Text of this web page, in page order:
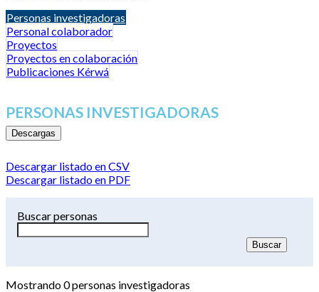
Personas investigadoras
Personal colaborador
Proyectos
Proyectos en colaboración
Publicaciones Kérwá
PERSONAS INVESTIGADORAS
Descargas
Descargar listado en CSV
Descargar listado en PDF
Buscar personas
Mostrando0personas investigadoras